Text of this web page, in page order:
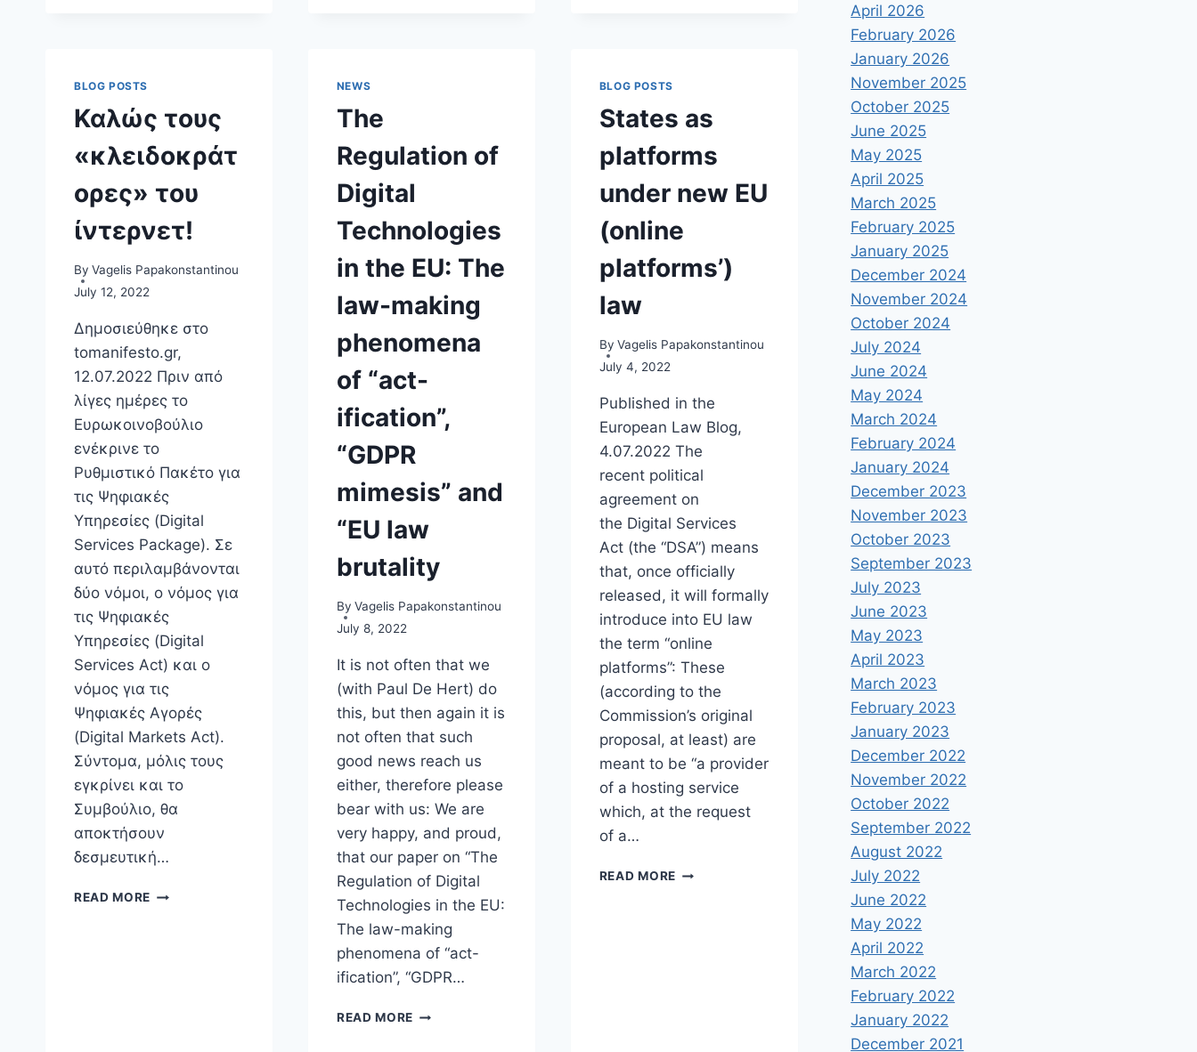
ΠΡΩΤΟΦΑΝΉ;
BLOG POSTS
Καλώς τους
«κλειδοκράτ
ορες» του
ίντερνετ!
By Vagelis Papakonstantinou
July 12, 2022
Δημοσιεύθηκε στο
tomanifesto.gr,
12.07.2022 Πριν από
λίγες ημέρες το
Ευρωκοινοβούλιο
ενέκρινε το
Ρυθμιστικό Πακέτο για
τις Ψηφιακές
Υπηρεσίες (Digital
Services Package). Σε
αυτό περιλαμβάνονται
δύο νόμοι, ο νόμος για
τις Ψηφιακές
Υπηρεσίες (Digital
Services Act) και ο
νόμος για τις
Ψηφιακές Αγορές
(Digital Markets Act).
Σύντομα, μόλις τους
εγκρίνει και το
Συμβούλιο, θα
αποκτήσουν
δεσμευτική…
READ MORE ΚΑΛΏΣ
NEWS
The
Regulation of
Digital
Technologies
in the EU: The
law-making
phenomena
of “act-
ification”,
“GDPR
mimesis” and
“EU law
brutality
By Vagelis Papakonstantinou
July 8, 2022
It is not often that we
(with Paul De Hert) do
this, but then again it is
not often that such
good news reach us
either, therefore please
bear with us: We are
very happy, and proud,
that our paper on “The
Regulation of Digital
Technologies in the EU:
The law-making
phenomena of “act-
ification”, “GDPR…
READ MORE THE
BLOG POSTS
States as
platforms
under new EU
(online
platforms’)
law
By Vagelis Papakonstantinou
July 4, 2022
Published in the
European Law Blog,
4.07.2022 The
recent political
agreement on
the Digital Services
Act (the “DSA”) means
that, once officially
released, it will formally
introduce into EU law
the term “online
platforms”: These
(according to the
Commission’s original
proposal, at least) are
meant to be “a provider
of a hosting service
which, at the request
of a…
READ MORESTATES
April 2026
February 2026
January 2026
November 2025
October 2025
June 2025
May 2025
April 2025
March 2025
February 2025
January 2025
December 2024
November 2024
October 2024
July 2024
June 2024
May 2024
March 2024
February 2024
January 2024
December 2023
November 2023
October 2023
September 2023
July 2023
June 2023
May 2023
April 2023
March 2023
February 2023
January 2023
December 2022
November 2022
October 2022
September 2022
August 2022
July 2022
June 2022
May 2022
April 2022
March 2022
February 2022
January 2022
December 2021